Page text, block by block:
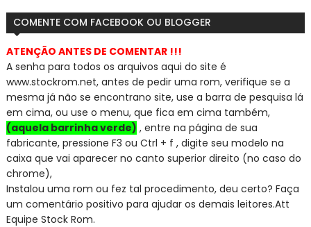
COMENTE COM FACEBOOK OU BLOGGER
ATENÇÃO ANTES DE COMENTAR !!!
A senha para todos os arquivos aqui do site é
www.stockrom.net, antes de pedir uma rom, verifique se a
mesma já não se encontrano site, use a barra de pesquisa lá
em cima, ou use o menu, que fica em cima também,
(aquela barrinha verde) , entre na página de sua
fabricante, pressione F3 ou Ctrl + f , digite seu modelo na
caixa que vai aparecer no canto superior direito (no caso do
chrome),
Instalou uma rom ou fez tal procedimento, deu certo? Faça
um comentário positivo para ajudar os demais leitores.Att
Equipe Stock Rom.